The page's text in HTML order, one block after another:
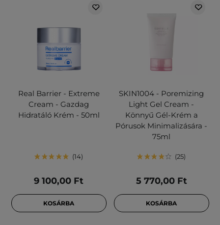
Real Barrier - Extreme
Cream - Gazdag
Hidratáló Krém - 50ml
14
9 100,00 Ft
KOSÁRBA
SKIN1004 - Poremizing
Light Gel Cream -
Könnyű Gél-Krém a
Pórusok Minimalizására -
75ml
25
5 770,00 Ft
KOSÁRBA